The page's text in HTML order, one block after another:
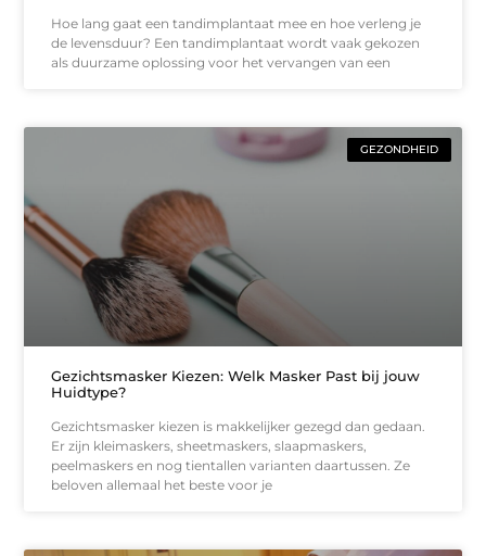
Hoe lang gaat een tandimplantaat mee en hoe verleng je
de levensduur? Een tandimplantaat wordt vaak gekozen
als duurzame oplossing voor het vervangen van een
GEZONDHEID
Gezichtsmasker Kiezen: Welk Masker Past bij jouw
Huidtype?
Gezichtsmasker kiezen is makkelijker gezegd dan gedaan.
Er zijn kleimaskers, sheetmaskers, slaapmaskers,
peelmaskers en nog tientallen varianten daartussen. Ze
beloven allemaal het beste voor je